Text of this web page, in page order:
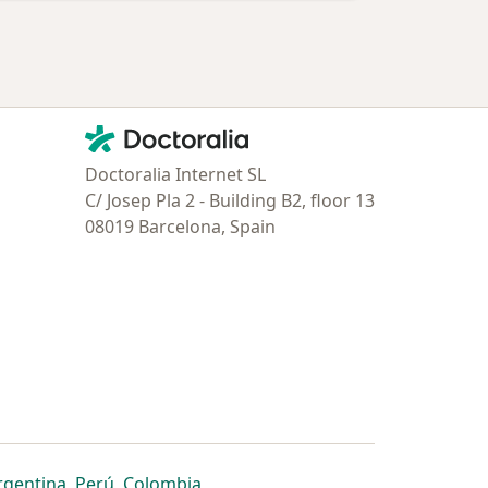
Contacto
Doctoralia - Página de inicio
Doctoralia Internet SL
C/ Josep Pla 2 - Building B2, floor 13
08019 Barcelona, Spain
pestaña
una nueva pestaña
en una nueva pestaña
se abre en una nueva pestaña
se abre en una nueva pestaña
se abre en una nueva pestaña